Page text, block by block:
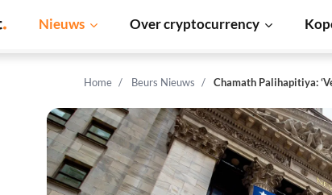
Nieuws Over cryptocurrency
Home Beurs Nieuws Chamath Palihapitiya: